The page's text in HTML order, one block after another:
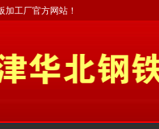
加工厂官方网站！